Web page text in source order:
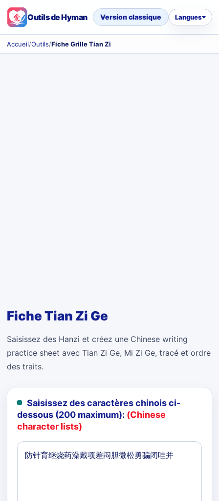
Outils de Hyman Version classique Langues
Accueil/Outils/Fiche Grille Tian Zi
Fiche Tian Zi Ge
Saisissez des Hanzi et créez une Chinese writing
practice sheet avec Tian Zi Ge, Mi Zi Ge, tracé et ordre
des traits.
Saisissez des caractères chinois ci-
dessous (200 maximum): (Chinese
character lists)